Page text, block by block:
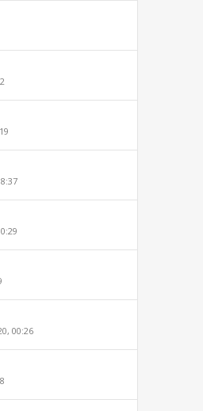
00:26